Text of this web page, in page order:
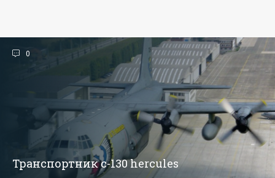
0
Транспортник c-130 hercules